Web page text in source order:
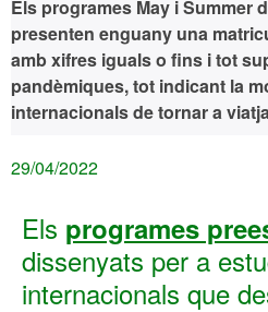
Els programes May i Summer
presenten enguany una
amb xifres iguals o fins i tot
pandèmiques, tot indicant la
internacionals de tornar a
29/04/2022
Els programes
dissenyats per a
internacionals que